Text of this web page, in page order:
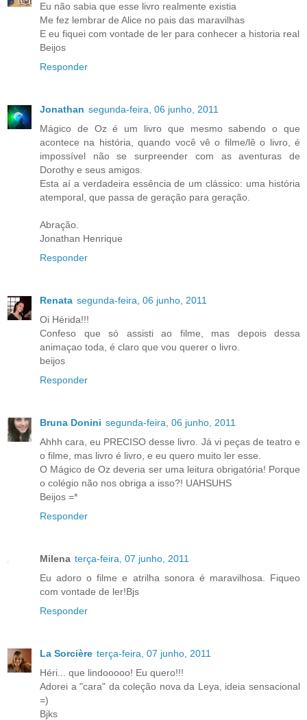
Eu não sabia que esse livro realmente existia
Me fez lembrar de Alice no pais das maravilhas
E eu fiquei com vontade de ler para conhecer a historia real
Beijos
Responder
Jonathan segunda-feira, 06 junho, 2011
Mágico de Oz é um livro que mesmo sabendo o que
acontece na história, quando você vê o filme/lê o livro, é
impossível não se surpreender com as aventuras de
Dorothy e seus amigos.
Esta aí a verdadeira essência de um clássico: uma história
atemporal, que passa de geração para geração.
Abração.
Jonathan Henrique
Responder
Renata segunda-feira, 06 junho, 2011
Oi Hérida!!!
Confeso que só assisti ao filme, mas depois dessa
animaçao toda, é claro que vou querer o livro.
beijos
Responder
Bruna Donini segunda-feira, 06 junho, 2011
Ahhh cara, eu PRECISO desse livro. Já vi peças de teatro e
o filme, mas livro é livro, e eu quero muito ler esse.
O Mágico de Oz deveria ser uma leitura obrigatória! Porque
o colégio não nos obriga a isso?! UAHSUHS
Beijos =*
Responder
Milena terça-feira, 07 junho, 2011
Eu adoro o filme e atrilha sonora é maravilhosa. Fiqueo
com vontade de ler!Bjs
Responder
La Sorcière terça-feira, 07 junho, 2011
Héri... que lindooooo! Eu quero!!!
Adorei a "cara" da coleção nova da Leya, ideia sensacional
=)
Bjks